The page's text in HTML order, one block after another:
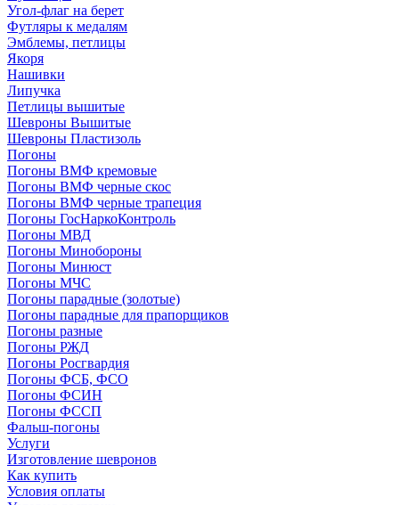
Угол-флаг на берет
Футляры к медалям
Эмблемы, петлицы
Якоря
Нашивки
Липучка
Петлицы вышитые
Шевроны Вышитые
Шевроны Пластизоль
Погоны
Погоны ВМФ кремовые
Погоны ВМФ черные скос
Погоны ВМФ черные трапеция
Погоны ГосНаркоКонтроль
Погоны МВД
Погоны Минобороны
Погоны Минюст
Погоны МЧС
Погоны парадные (золотые)
Погоны парадные для прапорщиков
Погоны разные
Погоны РЖД
Погоны Росгвардия
Погоны ФСБ, ФСО
Погоны ФСИН
Погоны ФССП
Фальш-погоны
Услуги
Изготовление шевронов
Как купить
Условия оплаты